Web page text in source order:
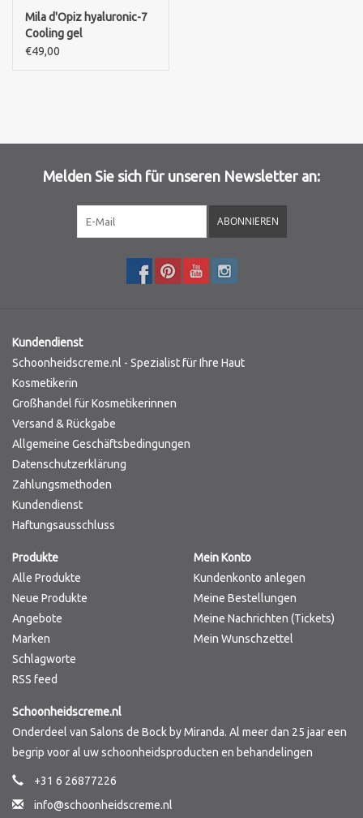
Mila d'Opiz hyaluronic-7
Cooling gel
€49,00
Melden Sie sich für unseren Newsletter an:
ABONNIEREN
Kundendienst
Schoonheidscreme.nl - Spezialist für Ihre Haut
Kosmetikerin
Großhandel für Kosmetikerinnen
Versand & Rückgabe
Allgemeine Geschäftsbedingungen
Datenschutzerklärung
Zahlungsmethoden
Kundendienst
Haftungsausschluss
Produkte
Alle Produkte
Neue Produkte
Angebote
Marken
Schlagworte
RSS feed
Mein Konto
Kundenkonto anlegen
Meine Bestellungen
Meine Nachrichten (Tickets)
Mein Wunschzettel
Schoonheidscreme.nl
Onderdeel van Salons de Bock by Miranda. Al meer dan 25 jaar een
begrip voor al uw schoonheidsproducten en behandelingen
+31 6 26877226
info@schoonheidscreme.nl